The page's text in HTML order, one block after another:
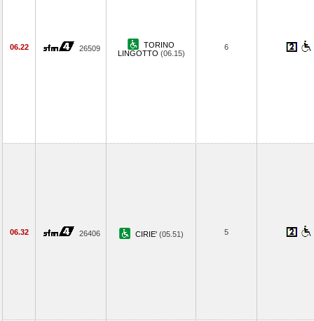
06.22 26509
TORINO
LINGOTTO (06.15)
6
06.32 26406 CIRIE' (05.51) 5